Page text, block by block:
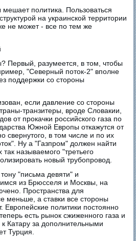
мешает политика. Пользоваться
на украинской территории
не может - все по тем же
Первый, разумеется, в том, чтобы
"Северный поток-2" вполне
поддержки со стороны
если давление со стороны
транзитеры, вроде Словакии,
от прокачки российского газа по
Южной Европы откажутся от
свернутого, в том числе и по их
Ну а "Газпром" должен найти
называемого "третьего
новый трубопровод.
"письма девяти" и
из Брюсселя и Москвы, на
Пространства для
меньше, а ставки все стороны
Европейские политики постоянно
есть рынок сжиженного газа и
Катару за дополнительными
Турция.